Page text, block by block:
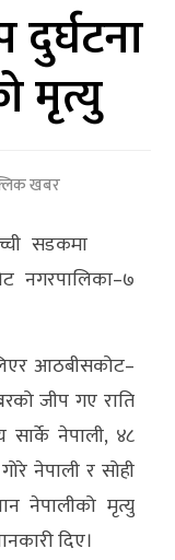
मृत्यु
खबर
सडकमा
नगरपालिका–७
आठबीसकोट–
जीप गए राति
सार्के नेपाली, ४८
नेपाली र सोही
नेपालीको मृत्यु
दिए।